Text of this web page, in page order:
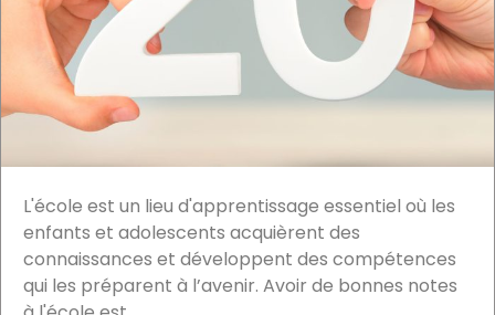
L'école est un lieu d'apprentissage essentiel où les
enfants et adolescents acquièrent des
connaissances et développent des compétences
qui les préparent à l’avenir. Avoir de bonnes notes